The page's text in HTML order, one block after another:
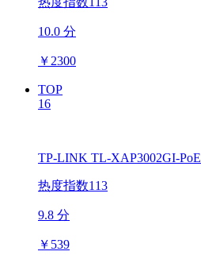
10.0 分
￥ 2300
TOP
16
TP-LINK TL-XAP3002GI-PoE
热度指数113
9.8 分
￥ 539